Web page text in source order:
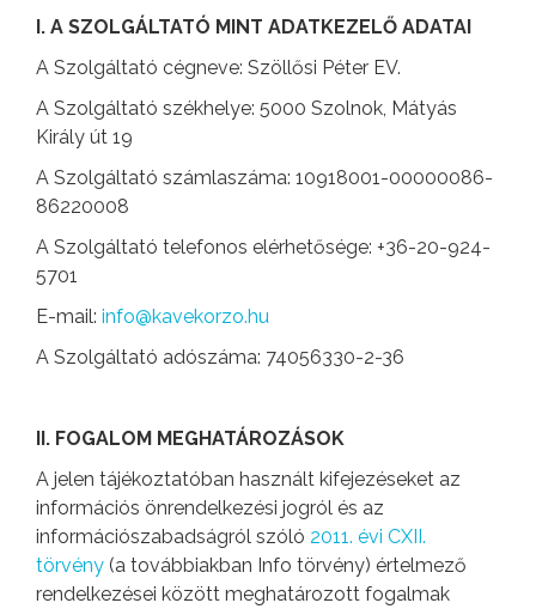
I. A SZOLGÁLTATÓ MINT ADATKEZELŐ ADATAI
A Szolgáltató cégneve: Szöllősi Péter EV.
A Szolgáltató székhelye: 5000 Szolnok, Mátyás
Király út 19
A Szolgáltató számlaszáma: 10918001-00000086-
86220008
A Szolgáltató telefonos elérhetősége: +36-20-924-
5701
E-mail: info@kavekorzo.hu
A Szolgáltató adószáma: 74056330-2-36
II. FOGALOM MEGHATÁROZÁSOK
A jelen tájékoztatóban használt kifejezéseket az
információs önrendelkezési jogról és az
információszabadságról szóló 2011. évi CXII.
törvény (a továbbiakban Info törvény) értelmező
rendelkezései között meghatározott fogalmak